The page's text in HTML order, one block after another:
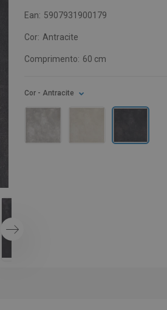
Ean: 5907931900179
Cor: Antracite
Comprimento: 60 cm
Cor - Antracite